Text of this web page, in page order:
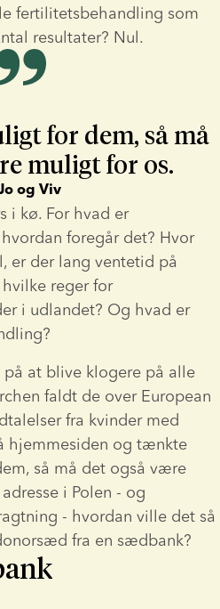
fertilitetsbehandling som
resultater? Nul.
for dem, så må
muligt for os.
og Viv
i kø. For hvad er
foregår det? Hvor
er der lang ventetid på
reger for
i udlandet? Og hvad er
at blive klogere på alle
faldt de over European
fra kvinder med
hjemmesiden og tænkte
så må det også være
i Polen - og
- hvordan ville det så
fra en sædbank?